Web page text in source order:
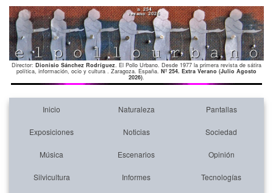
Director: Dionisio Sánchez Rodríguez. El Pollo Urbano. Desde 1977 la primera revista de sátira
política, información, ocio y cultura . Zaragoza. España. Nº 254. Extra Verano (Julio Agosto
2026).
Inicio Naturaleza Pantallas
Exposiciones Noticias Sociedad
Música Escenarios Opinión
Silvicultura Informes Tecnologías